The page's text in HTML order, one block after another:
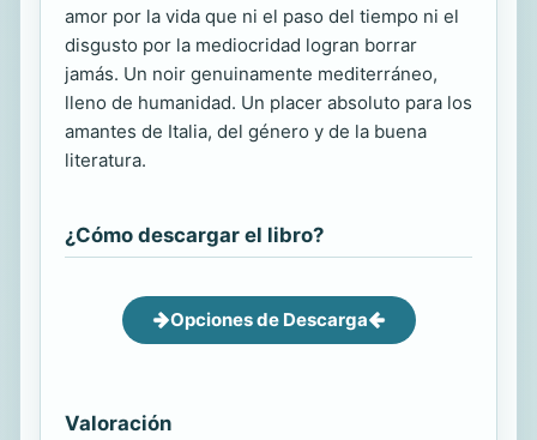
amor por la vida que ni el paso del tiempo ni el
disgusto por la mediocridad logran borrar
jamás. Un noir genuinamente mediterráneo,
lleno de humanidad. Un placer absoluto para los
amantes de Italia, del género y de la buena
literatura.
¿Cómo descargar el libro?
Opciones de Descarga
Valoración